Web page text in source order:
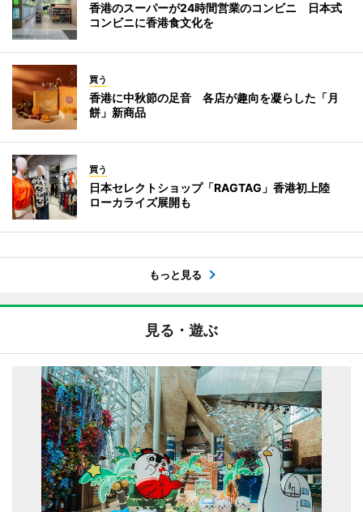
香港のスーパーが24時間営業のコンビニ 日本式
コンビニに香港食文化を
買う
香港に中秋節の足音 各店が趣向を凝らした「月
餅」新商品
買う
日本セレクトショップ「RAGTAG」香港初上陸
ローカライズ展開も
もっと見る
見る・遊ぶ